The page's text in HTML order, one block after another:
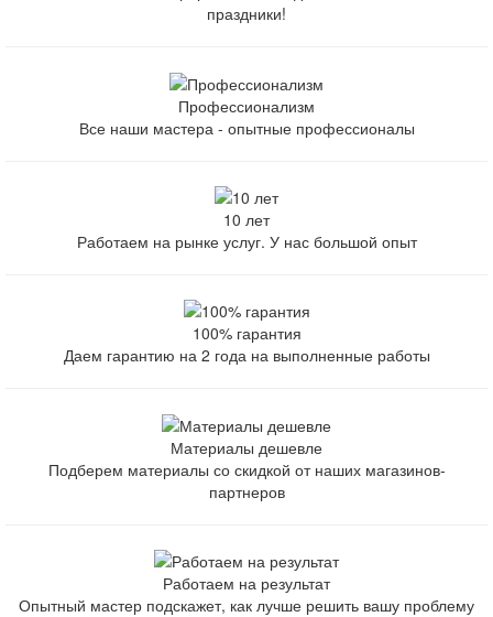
праздники!
Профессионализм
Все наши мастера - опытные профессионалы
10 лет
Работаем на рынке услуг. У нас большой опыт
100% гарантия
Даем гарантию на 2 года на выполненные работы
Материалы дешевле
Подберем материалы со скидкой от наших магазинов-
партнеров
Работаем на результат
Опытный мастер подскажет, как лучше решить вашу проблему